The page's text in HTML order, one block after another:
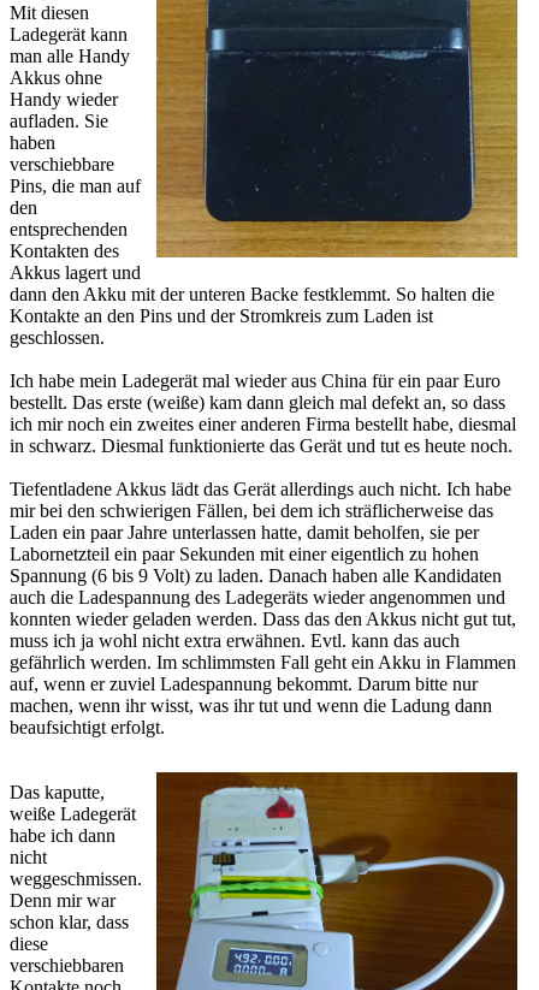
Mit diesen
Ladegerät kann
man alle Handy
Akkus ohne
Handy wieder
aufladen. Sie
haben
verschiebbare
Pins, die man auf
den
entsprechenden
Kontakten des
Akkus lagert und
dann den Akku mit der unteren Backe festklemmt. So halten die
Kontakte an den Pins und der Stromkreis zum Laden ist
geschlossen.
Ich habe mein Ladegerät mal wieder aus China für ein paar Euro
bestellt. Das erste (weiße) kam dann gleich mal defekt an, so dass
ich mir noch ein zweites einer anderen Firma bestellt habe, diesmal
in schwarz. Diesmal funktionierte das Gerät und tut es heute noch.
Tiefentladene Akkus lädt das Gerät allerdings auch nicht. Ich habe
mir bei den schwierigen Fällen, bei dem ich sträflicherweise das
Laden ein paar Jahre unterlassen hatte, damit beholfen, sie per
Labornetzteil ein paar Sekunden mit einer eigentlich zu hohen
Spannung (6 bis 9 Volt) zu laden. Danach haben alle Kandidaten
auch die Ladespannung des Ladegeräts wieder angenommen und
konnten wieder geladen werden. Dass das den Akkus nicht gut tut,
muss ich ja wohl nicht extra erwähnen. Evtl. kann das auch
gefährlich werden. Im schlimmsten Fall geht ein Akku in Flammen
auf, wenn er zuviel Ladespannung bekommt. Darum bitte nur
machen, wenn ihr wisst, was ihr tut und wenn die Ladung dann
beaufsichtigt erfolgt.
Das kaputte,
weiße Ladegerät
habe ich dann
nicht
weggeschmissen.
Denn mir war
schon klar, dass
diese
verschiebbaren